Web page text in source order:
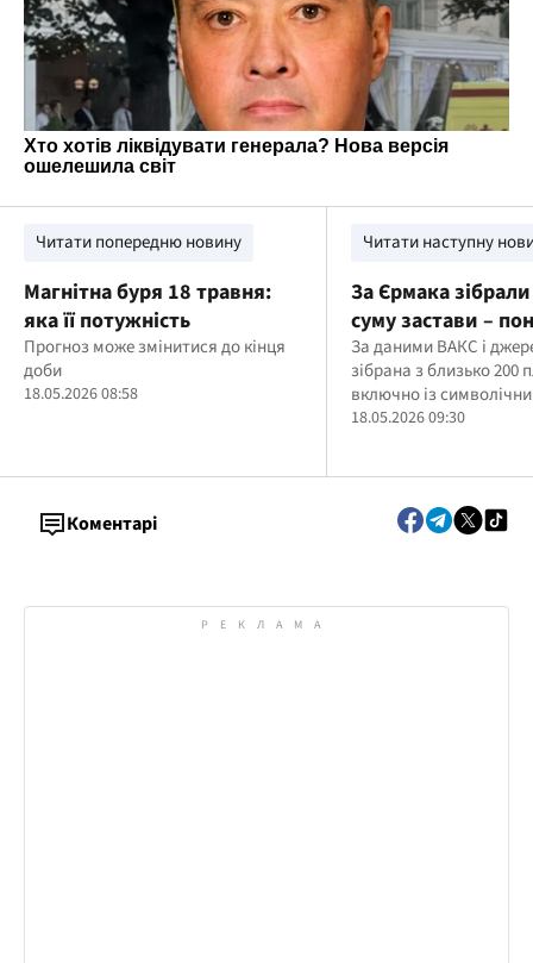
Читати попередню новину
Магнітна буря 18 травня:
яка її потужність
Прогноз може змінитися до кінця
доби
18.05.2026 08:58
Читати наступну
За Єрмака
суму застави –
млн грн
За даними ВАКС і
зібрана з близько 200
включно із
внесками
18.05.2026 09:30
Коментарі